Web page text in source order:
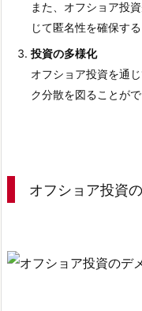
ア
投
資
の
リ
また、オフショア投
じて匿名性を確保す
投資の多様化
オフショア投資を通
ク分散を図ることがで
オフショア投資